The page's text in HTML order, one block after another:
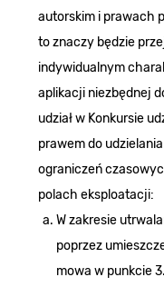
autorskim i prawach
to znaczy będzie
indywidualnym
aplikacji niezbędnej
udział w Konkursie
prawem do
ograniczeń
polach eksploatacji:
W zakresie
poprzez
mowa w punkcie